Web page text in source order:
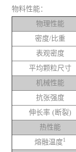
物料性能：
物理性能
密度/比重
表观密度
平均颗粒尺寸
机械性能
抗张强度
伸长率 (断裂)
热性能
熔融温度1